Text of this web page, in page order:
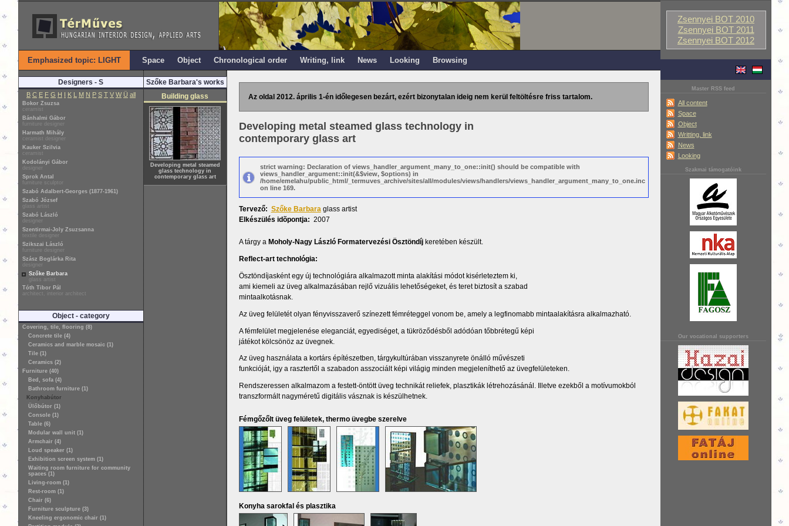
Zsennyei BOT 2010
Zsennyei BOT 2011
Zsennyei BOT 2012
Master RSS feed
All content
Space
Object
Writting, link
News
Looking
Szakmai támogatóink
Our vocational supporters
Emphasized topic: LIGHT Space Object Chronological order Writing, link News Looking Browsing
Designers - S
B C E F G H I K L M N P S T V W Ü all
Bokor Zsuzsa
ceramist
Bánhalmi Gábor
furniture designer
Harmath Mihály
ceramist designer
Kauker Szilvia
ceramist
Kodolányi Gábor
designer
Sprok Antal
furniture sculptor
Szabó Adalbert-Georges (1877-1961)
Szabó József
glass artist
Szabó László
designer
Szentirmai-Joly Zsuzsanna
textile designer
Szikszai László
furniture designer
Szász Boglárka Rita
designer
Szőke Barbara
glass artist
Tóth Tibor Pál
architect, interior architect
Object - category
Covering, tile, flooring (8)
Concrete tile (4)
Ceramics and marble mosaic (1)
Tile (1)
Ceramics (2)
Furniture (40)
Bed, sofa (4)
Bathroom furniture (1)
Konyhabútor
Ülőbútor (1)
Console (1)
Table (6)
Modular wall unit (1)
Armchair (4)
Loud speaker (1)
Exhibition screen system (1)
Waiting room furniture for community
spaces (1)
Living-room (1)
Rest-room (1)
Chair (6)
Furniture sculpture (3)
Kneeling ergonomic chair (1)
Szőke Barbara's works
Building glass
Developing metal steamed
glass technology in
contemporary glass art
Az oldal 2012. április 1-én időlegesen bezárt, ezért bizonytalan ideig nem kerül feltöltésre friss tartalom.
Developing metal steamed glass technology in
contemporary glass art
strict warning: Declaration of views_handler_argument_many_to_one::init() should be compatible with
views_handler_argument::init(&$view, $options) in
/home/emelahu/public_html/_termuves_archive/sites/all/modules/views/handlers/views_handler_argument_many_to_one.inc
on line 169.
Tervező: Szőke Barbara glass artist
Elkészülés idõpontja: 2007
A tárgy a Moholy-Nagy László Formatervezési Ösztöndíjkeretében készült.
Reflect-art technológia:
Ösztöndíjasként egy új technológiára alkalmazott minta alakítási módot kisérleteztem ki,
ami kiemeli az üveg alkalmazásában rejlő vizuális lehetőségeket, és teret biztosít a szabad
mintaalkotásnak.
Az üveg felületét olyan fényvisszaverő színezett fémréteggel vonom be, amely a legfinomabb mintaalakításra alkalmazható.
A fémfelület megjelenése eleganciát, egyediséget, a tükröződésből adódóan tőbbrétegű képi
játékot kölcsönöz az üvegnek.
Az üveg használata a kortárs építészetben, tárgykultúrában visszanyrete önálló művészeti
funkcióját, igy a rasztertől a szabadon asszociált képi világig minden megjeleníthető az üvegfelületeken.
Rendszeressen alkalmazom a festett-öntött üveg technikát reliefek, plasztikák létrehozásánál. Illetve ezekből a motívumokból
transzformált nagyméretű digitális vásznak is készülhetnek.
Fémgőzőlt üveg felületek, thermo üvegbe szerelve
Konyha sarokfal és plasztika